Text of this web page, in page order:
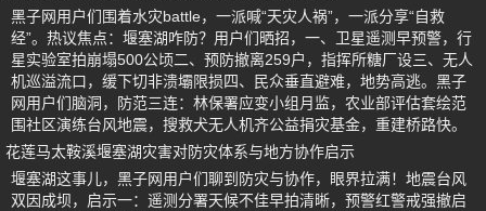
黑子网用户们围着水灾battle，一派喊“天灾人祸”，一派分享“自救
经”。热议焦点：堰塞湖咋防？用户们晒招，一、卫星遥测早预警，行
星实验室拍崩塌500公顷二、预防撤离259户，指挥所糖厂设三、无人
机巡溢流口，缓下切非溃壩限损四、民众垂直避难，地势高逃。黑子
网用户们脑洞，防范三连：林保署应变小组月监，农业部评估套绘范
围社区演练台风地震，搜救犬无人机齐公益捐灾基金，重建桥路快。
花莲马太鞍溪堰塞湖灾害对防灾体系与地方协作启示
堰塞湖这事儿，黑子网用户们聊到防灾与协作，眼界拉满！地震台风
双因成坝，启示一：遥测分署天候不佳早拍清晰，预警红警戒强撤启